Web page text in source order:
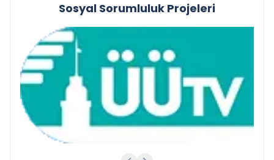
Sosyal Sorumluluk Projeleri